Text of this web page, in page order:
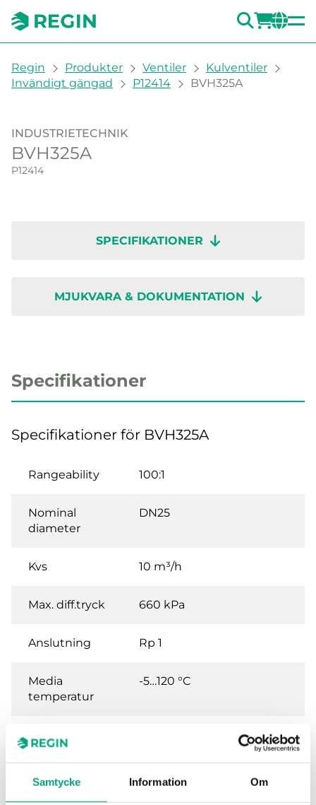
Samtycke Information Om
SÖK
You are here:
Regin Produkter Ventiler
Kulventiler
Invändigt gängad
P12414 BVH325A
INDUSTRIETECHNIK
BVH325A
P12414
SPECIFIKATIONER
MJUKVARA & DOKUMENTATION
Specifikationer
Specifikationer för BVH325A
Rangeability 100:1
Nominal
diameter
DN25
Kvs 10 m³/h
Max. diff.tryck 660 kPa
Anslutning Rp 1
Media
temperatur
-5…120 °C
Ventiltyp
DMN..F